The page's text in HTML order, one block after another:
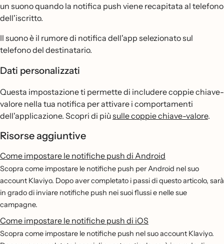
un suono quando la notifica push viene recapitata al telefono
dell'iscritto.
Il suono è il rumore di notifica dell'app selezionato sul
telefono del destinatario.
Dati personalizzati
Questa impostazione ti permette di includere coppie chiave-
valore nella tua notifica per attivare i comportamenti
dell'applicazione. Scopri di piùsulle coppie chiave-valore.
Risorse aggiuntive
Come impostare le notifiche push di Android
Scopra come impostare le notifiche push per Android nel suo
account Klaviyo. Dopo aver completato i passi di questo articolo, sarà
in grado di inviare notifiche push nei suoi flussi e nelle sue
campagne.
Come impostare le notifiche push di iOS
Scopra come impostare le notifiche push nel suo account Klaviyo.